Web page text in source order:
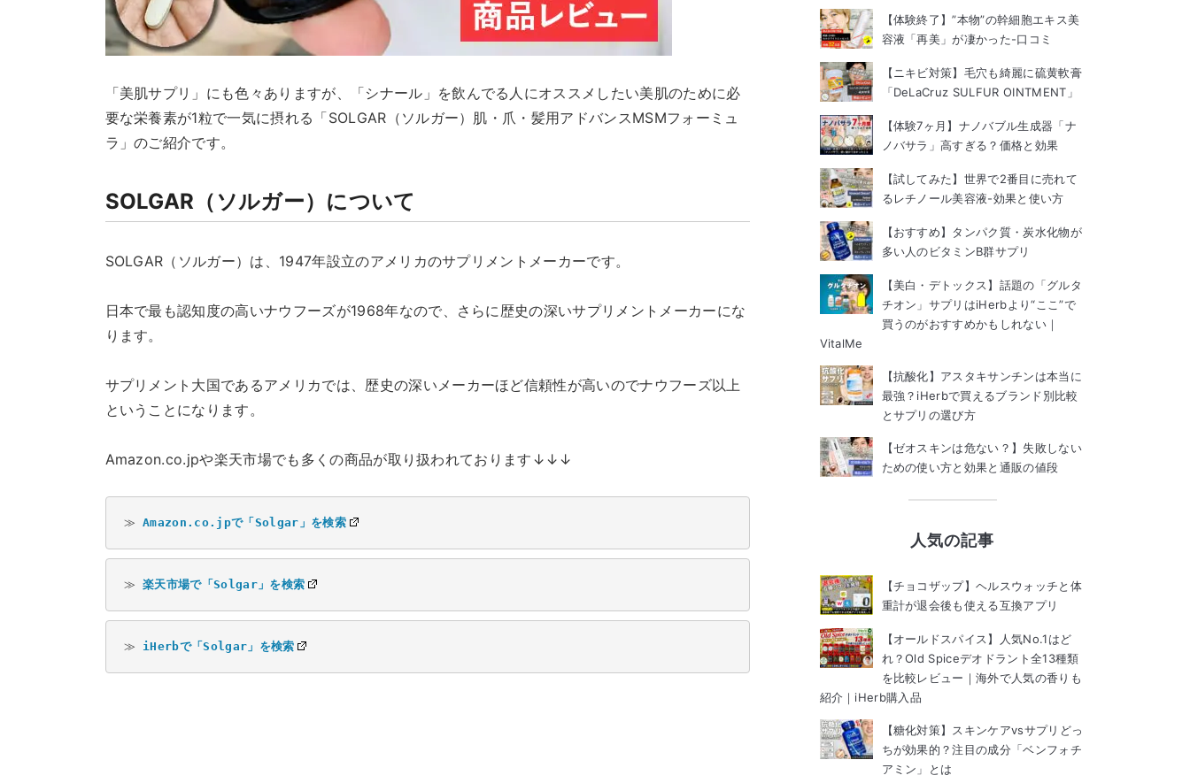
「美肌サプリ」にも色々ありますが、「シナール」を飲んでる人にオススメしたい美肌のために必
要な栄養素が1粒で一気に摂れる「SOLGAR（ソルガー）肌・爪・髪用アドバンスMSMフォーミュ
ラ」のご紹介です。
SOLGAR（ソルガー）について
SOLGAR（ソルガー）は、1947年設立のアメリカのサプリメントメーカーです。
日本で最も認知度の高いナウフーズが1968年なので、さらに歴史の深いサプリメントメーカーにな
ります。
サプリメント大国であるアメリカでは、歴史の深いメーカーほど信頼性が高いのでナウフーズ以上
ということになります。
Amazon.co.jpや楽天市場でも多くの商品が取り扱われております↓↓↓
≫ Amazon.co.jpで「Solgar」を検索
≫ 楽天市場で「Solgar」を検索
≫ iHerbで「Solgar」を検索
【体験終了】”本物”の幹細胞エキス美
容液「再美」が凄かった-口コミ
【ニキビ対策】毛穴も綺麗に硫黄軟膏
「DeLaCruz SULFUR OINTMENT」
【体験7ヶ月】ナノバブル生成器「ナ
ノバサラ」高すぎる？価格と効果
【試してみた】世界で2番目に売れて
るレチノール美容液-効果と使い方
【おすすめ】タンパク質・炭水化物が
多い人のビタミンB群サプリ
【美白・デトックス】話題の「グルタ
チオン」サプリはiHerbより“ここ”で
買うのがおすすめかもしれない｜
VitalMe
【抗酸化】アスタキサンチンは本当に
最強？iHerbで買えるブランド別比較
とサプリの選び方
【ゼオスキンは危ない？】失敗しない
ための使い方と効果と通販の値段
人気の記事
【チョコザップ】ヘルスウォッチと体
重計が退会後も使える互換アプリ
【オールドスパイス】人気No.1はど
れ？Old Spiceデオドラント全13種類
を比較レビュー｜海外で人気の香りも
紹介｜iHerb購入品
【糖化対策】スキンケアvsサプリどっ
ちが効果的？注目の成分「ベンフォチ
アミン」とは